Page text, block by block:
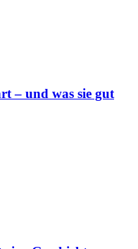
– und was sie gut